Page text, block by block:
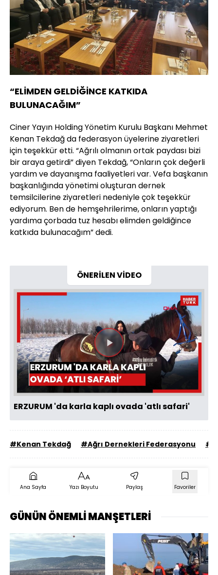
“ELİMDEN GELDİĞİNCE KATKIDA
BULUNACAĞIM”
Ciner Yayın Holding Yönetim Kurulu Başkanı Mehmet
Kenan Tekdağ da federasyon üyelerine ziyaretleri
için teşekkür etti. “Ağrılı olmanın ortak paydası bizi
bir araya getirdi” diyen Tekdağ, “Onların çok değerli
yardım ve dayanışma faaliyetleri var. Vefa başkanın
başkanlığında yönetimi oluşturan dernek
temsilcilerine ziyaretleri nedeniyle çok teşekkür
ediyorum. Ben de hemşehrilerime, onların yaptığı
yardıma çorbada tuz hesabı elimden geldiğince
katkıda bulunacağım” dedi.
ÖNERİLEN VİDEO
Videoyu
Oynat
ERZURUM 'da karla kaplı ovada 'atlı safari'
#Kenan Tekdağ #Ağrı Dernekleri Federasyonu
Ana Sayfa Yazı Boyutu Paylaş Favoriler
GÜNÜN ÖNEMLİ MANŞETLERİ